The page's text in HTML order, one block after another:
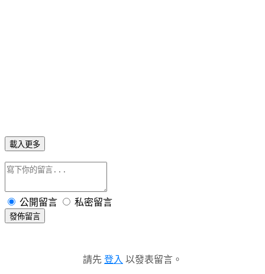
載入更多
公開留言 私密留言
發佈留言
請先 登入 以發表留言。